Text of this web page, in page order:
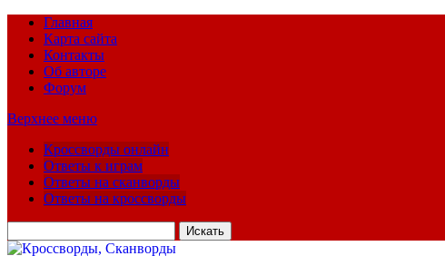
Главная
Карта сайта
Контакты
Об авторе
Форум
Верхнее меню
Кроссворды онлайн
Ответы к играм
Ответы на сканворды
Ответы на кроссворды
для: